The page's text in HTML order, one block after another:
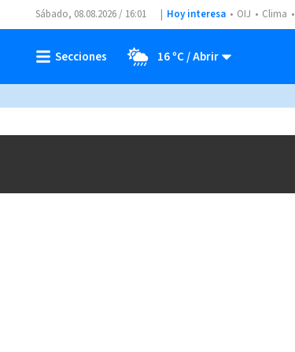
Sábado, 08.08.2026 / 16:01 Hoy interesa OIJ Clima
16 ºC